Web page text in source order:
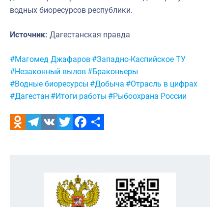
водных биоресурсов республики.
Источник: Дагестанская правда
Метки:
#Магомед Джафаров #Западно-Каспийское ТУ
#Незаконный вылов #Браконьеры
#Водные биоресурсы #Добыча #Отрасль в цифрах
#Дагестан #Итоги работы #Рыбоохрана России